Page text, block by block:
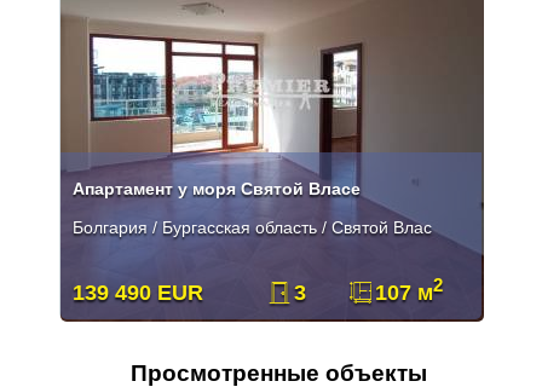
Апартамент у моря Святой Власе
Болгария / Бургасская область / Святой Влас
139 490 EUR 3 107 м2
Просмотренные объекты